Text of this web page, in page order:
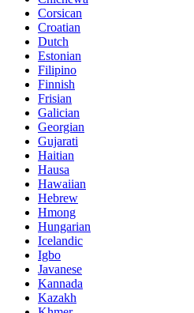
Corsican
Croatian
Dutch
Estonian
Filipino
Finnish
Frisian
Galician
Georgian
Gujarati
Haitian
Hausa
Hawaiian
Hebrew
Hmong
Hungarian
Icelandic
Igbo
Javanese
Kannada
Kazakh